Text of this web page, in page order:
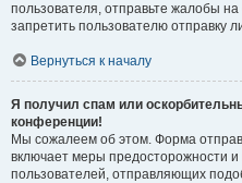
пользователя, отправьте жалобы
запретить пользователю отправку
Вернуться к началу
Я получил спам или
конференции!
Мы сожалеем об этом. Форма
включает меры предосторожности
пользователей, отправляющих